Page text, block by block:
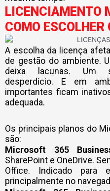
LICENCIAMENTO
COMO ESCOLHER
A escolha da licença
de gestão do ambiente.
deixa lacunas. Um
desperdício. E em
importantes ficam
adequada.
Os principais planos do
são:
Microsoft 365
SharePoint e OneDrive.
Office. Indicado para
principalmente no